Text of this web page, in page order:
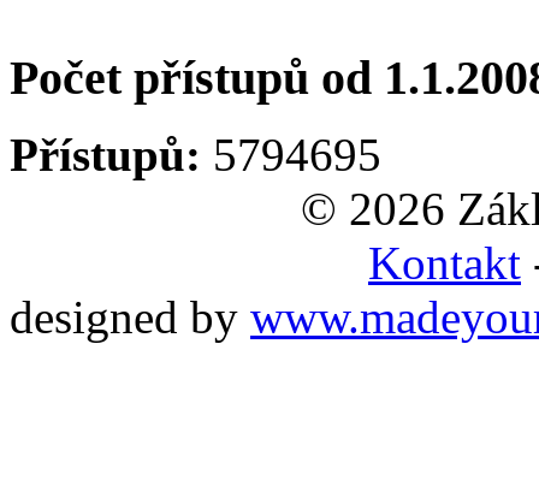
Počet přístupů od
Přístupů: 5794695
© 2026
Kontakt
designed by